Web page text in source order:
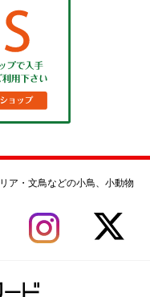
ア・文鳥などの小鳥、小動物